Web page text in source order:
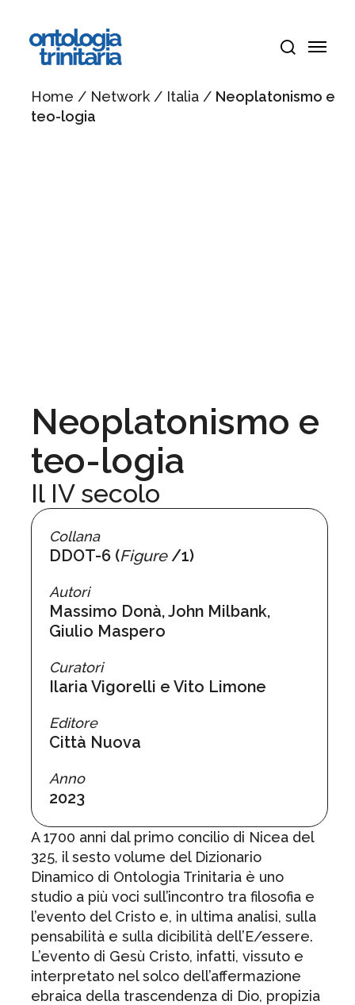
contenuto
principale
cerca
Menu
Home / Network/ Italia/ Neoplatonismo e
teo-logia
Neoplatonismo e
teo-logia
Il IV secolo
Collana
DDOT-6 (Figure/1)
Autori
Massimo Donà, John Milbank,
Giulio Maspero
Curatori
Ilaria Vigorelli e Vito Limone
Editore
Città Nuova
Anno
2023
A 1700 anni dal primo concilio di Nicea del
325, il sesto volume del Dizionario
Dinamico di Ontologia Trinitaria è uno
studio a più voci sull’incontro tra filosofia e
l’evento del Cristo e, in ultima analisi, sulla
pensabilità e sulla dicibilità dell’E/essere.
L’evento di Gesù Cristo, infatti, vissuto e
interpretato nel solco dell’affermazione
ebraica della trascendenza di Dio, propizia